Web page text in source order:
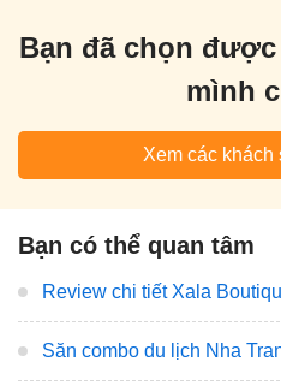
Bạn đã chọn
mình
Xem các khách
Bạn có thể quan tâm
Review chi tiết Xala
Săn combo du lịch Nha